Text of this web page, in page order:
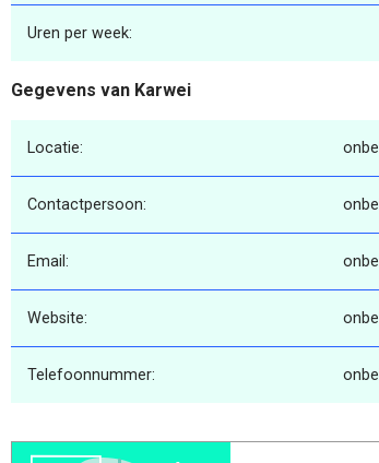
Uren per week:
Gegevens van Karwei
Locatie:
Contactpersoon:
Email:
Website:
Telefoonnummer: